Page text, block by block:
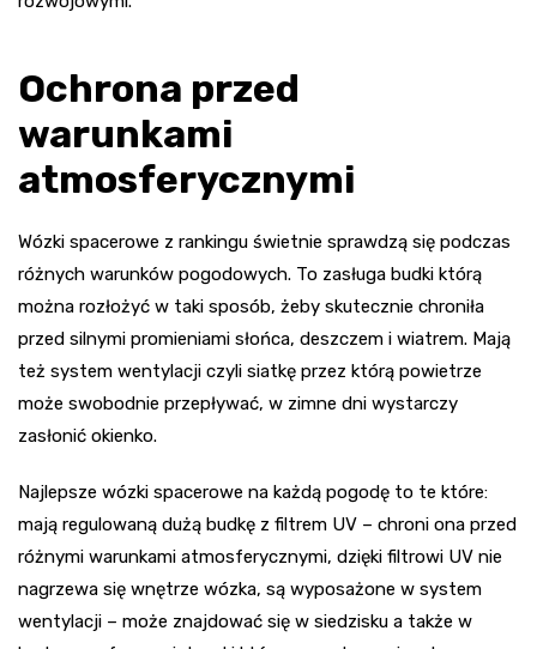
Ochrona przed
warunkami
atmosferycznymi
Wózki spacerowe z rankingu świetnie sprawdzą się podczas
różnych warunków pogodowych. To zasługa budki którą
można rozłożyć w taki sposób, żeby skutecznie chroniła
przed silnymi promieniami słońca, deszczem i wiatrem. Mają
też system wentylacji czyli siatkę przez którą powietrze
może swobodnie przepływać, w zimne dni wystarczy
zasłonić okienko.
Najlepsze wózki spacerowe na każdą pogodę to te które:
mają regulowaną dużą budkę z filtrem UV – chroni ona przed
różnymi warunkami atmosferycznymi, dzięki filtrowi UV nie
nagrzewa się wnętrze wózka, są wyposażone w system
wentylacji – może znajdować się w siedzisku a także w